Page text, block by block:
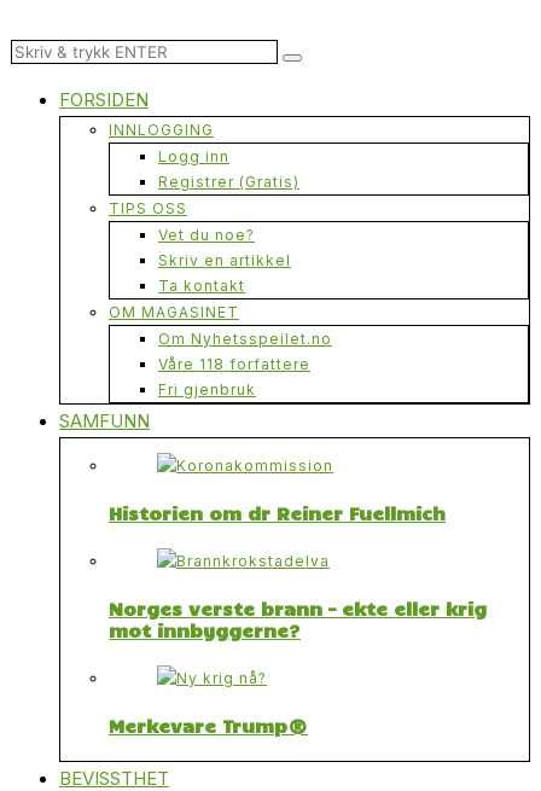
FORSIDEN
INNLOGGING
Logg inn
Registrer (Gratis)
TIPS OSS
Vet du noe?
Skriv en artikkel
Ta kontakt
OM MAGASINET
Om Nyhetsspeilet.no
Våre 118 forfattere
Fri gjenbruk
SAMFUNN
Historien om dr Reiner Fuellmich
Norges verste brann – ekte eller krig
mot innbyggerne?
Merkevare Trump®
BEVISSTHET